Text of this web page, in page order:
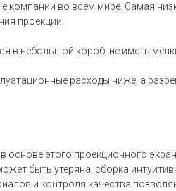
во всем мире. Самая
проекции.
небольшой короб, не иметь
расходы ниже, а
этого проекционного
быть утеряна, сборка
и контроля качества